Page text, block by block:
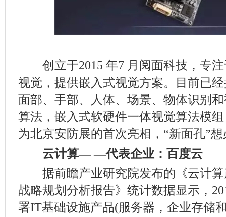
创立于2015 年7 月阅面科技，专注
视觉，提供嵌入式视觉方案。目前已
面部、手部、人体、场景、物体识别
算法，嵌入式软硬件一体视觉算法模
为北京安防展的首次亮相，“新面孔”
云计算— —代表企业：百度云
据前瞻产业研究院发布的《云计算
战略规划分析报告》统计数据显示，
署IT基础设施产品(服务器，企业存储